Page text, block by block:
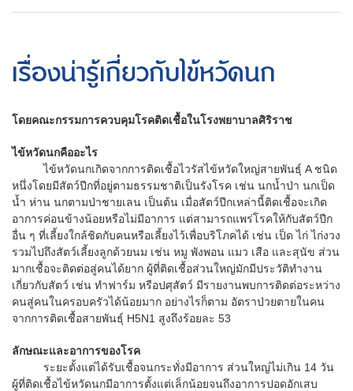
เรื่องน่ารู้เกี่ยวกับไข้หวัดนก
โดยคณะกรรมการควบคุมโรคติดเชื้อในโรงพยาบาลศิริราช
ไข้หวัดนกคืออะไร
ไข้หวัดนกเกิดจากการติดเชื้อไวรัสไข้หวัดใหญ่สายพันธุ์ A ชนิด
หนึ่งโดยมีสัตว์ปีกที่อยู่ตามธรรมชาติเป็นรังโรค เช่น นกน้ำป่า นกเป็ด
น้ำ ห่าน นกตามป่าชายเลน เป็นต้น เมื่อสัตว์ปีกเหล่านี้ติดเชื้อจะเกิด
อาการค่อนข้างน้อยหรือไม่มีอาการ แต่สามารถแพร่โรคให้กับสัตว์ปีก
อื่น ๆ ที่เลี้ยงใกล้ชิดกับคนหรือเลี้ยงไว้เพื่อบริโภคได้ เช่น เป็ด ไก่ ไก่งวง
รวมไปถึงสัตว์เลี้ยงลูกด้วยนม เช่น หมู พังพอน แมว เสือ และสุนัข ส่วน
มากเชื้อจะติดต่อสู่คนได้ยาก ผู้ที่ติดเชื้อส่วนใหญ่มักมีประวัติทำงาน
เกี่ยวกับสัตว์ เช่น ทำฟาร์ม หรือปศุสัตว์ มีรายงานพบการติดต่อระหว่าง
คนสู่คนในครอบครัวได้น้อยมาก อย่างไรก็ตาม อัตราป่วยตายในคน
จากการติดเชื้อสายพันธุ์ H5N1 สูงถึงร้อยละ 53
ลักษณะและอาการของโรค
ระยะตั้งแต่ได้รับเชื้อจนกระทั่งมีอาการ ส่วนใหญ่ไม่เกิน 14 วัน
ผู้ที่ติดเชื้อไข้หวัดนกมีอาการตั้งแต่เล็กน้อยจนถึงอาการปอดอักเสบ